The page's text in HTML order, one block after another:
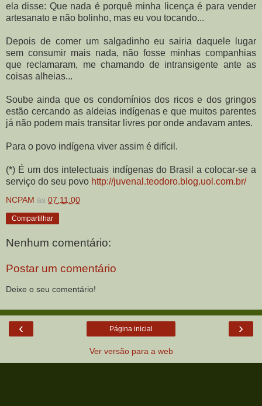
ela disse: Que nada é porquê minha licença é para vender
artesanato e não bolinho, mas eu vou tocando...
Depois de comer um salgadinho eu sairia daquele lugar
sem consumir mais nada, não fosse minhas companhias
que reclamaram, me chamando de intransigente ante as
coisas alheias...
Soube ainda que os condomínios dos ricos e dos gringos
estão cercando as aldeias indígenas e que muitos parentes
já não podem mais transitar livres por onde andavam antes.
Para o povo indígena viver assim é difícil.
(*) É um dos intelectuais indígenas do Brasil a colocar-se a
serviço do seu povo http://juvenal.teodoro.blog.uol.com.br/
NCPAM às 07:11:00
Compartilhar
Nenhum comentário:
Postar um comentário
Deixe o seu comentário!
‹ ›
Página inicial
Ver versão para a web